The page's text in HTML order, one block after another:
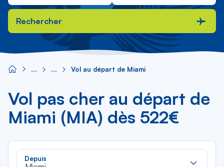
Rechercher
Vol au départ de Miami
Vol pas cher au départ de
Miami (MIA) dès 522€
Depuis